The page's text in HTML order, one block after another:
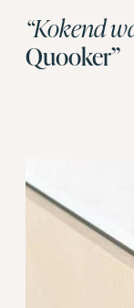
“Kokend
Quooker”